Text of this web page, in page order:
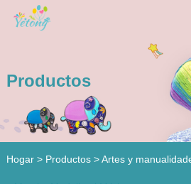
Productos
Hogar > Productos>Artes y